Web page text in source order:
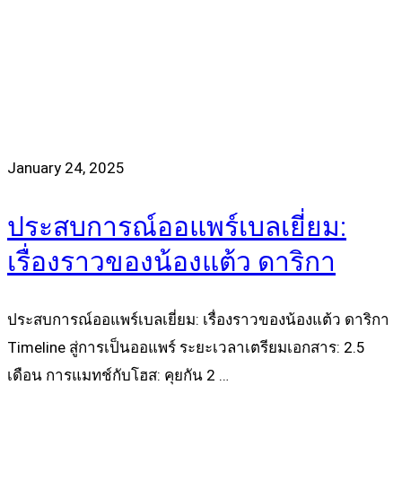
January 24, 2025
ประสบการณ์ออแพร์เบลเยี่ยม:
เรื่องราวของน้องแต้ว ดาริกา
ประสบการณ์ออแพร์เบลเยี่ยม: เรื่องราวของน้องแต้ว ดาริกา
Timeline สู่การเป็นออแพร์ ระยะเวลาเตรียมเอกสาร: 2.5
เดือน การแมทช์กับโฮส: คุยกัน 2 …